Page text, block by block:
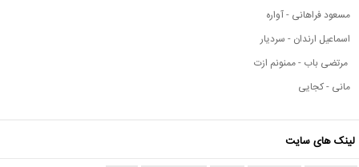
مسعود فراهانی - آواره
اسماعیل ارندان - سردیار
مرتضی باب - ممنونم ازت
مانی - کجایی
لینک های سایت